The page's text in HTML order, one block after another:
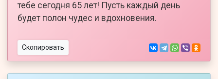
тебе сегодня 65 лет! Пусть каждый день
будет полон чудес и вдохновения.
Скопировать